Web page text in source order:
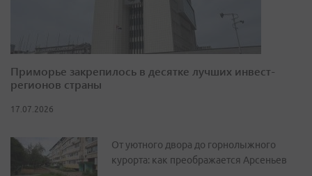
Приморье закрепилось в десятке лучших инвест-
регионов страны
17.07.2026
От уютного двора до горнолыжного
курорта: как преображается Арсеньев